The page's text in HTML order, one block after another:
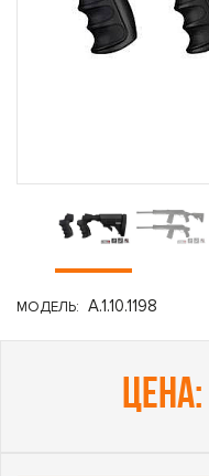
МОДЕЛЬ: A.1.10.1198
цена: